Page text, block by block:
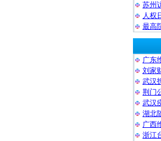
苏州
人权
最高
广东
刘家
武汉
荆门
武汉
湖北
广西
浙江